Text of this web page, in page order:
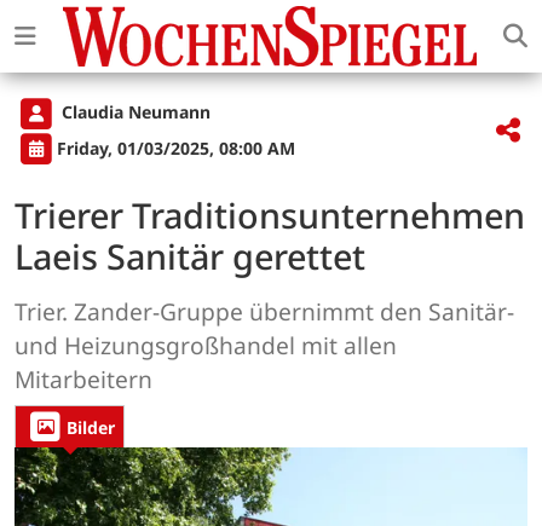
Claudia Neumann
Friday, 01/03/2025, 08:00 AM
Trierer Traditionsunternehmen
Laeis Sanitär gerettet
Trier. Zander-Gruppe übernimmt den Sanitär-
und Heizungsgroßhandel mit allen
Mitarbeitern
Bilder